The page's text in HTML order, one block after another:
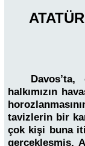
halkımızın
tavizlerin bir
çok kişi buna
gerçekleşmiş,